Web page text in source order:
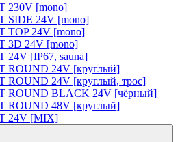
230V [mono]
SIDE 24V [mono]
TOP 24V [mono]
3D 24V [mono]
24V [IP67, sauna]
ROUND 24V [круглый]
ROUND 24V [круглый, трос]
ROUND BLACK 24V [чёрный]
ROUND 48V [круглый]
24V [MIX]